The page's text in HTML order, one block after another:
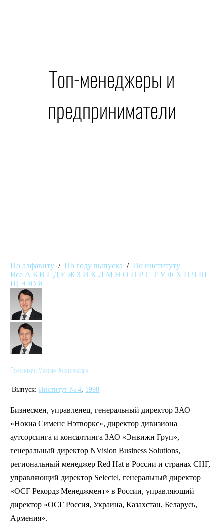
Топ-менеджеры и
предприниматели
По алфавиту /По году выпуска /По институту
Все А Б В Г Д Е Ж З И К Л М Н О П Р С Т У Ф Х Ц Ч Ш
Щ Э Ю Я
Семенихин Максим Анатольевич
Выпуск: Институт № 4, 1998
Бизнесмен, управленец, генеральный директор ЗАО
«Нокиа Сименс Нэтворкс», директор дивизиона
аутсорсинга и консалтинга ЗАО «Энвижн Груп»,
генеральный директор NVision Business Solutions,
региональный менеджер Red Hat в России и странах СНГ,
управляющий директор Selectel, генеральный директор
«ОСГ Рекордз Менеджмент» в России, управляющий
директор «ОСГ Россия, Украина, Казахстан, Беларусь,
Армения».